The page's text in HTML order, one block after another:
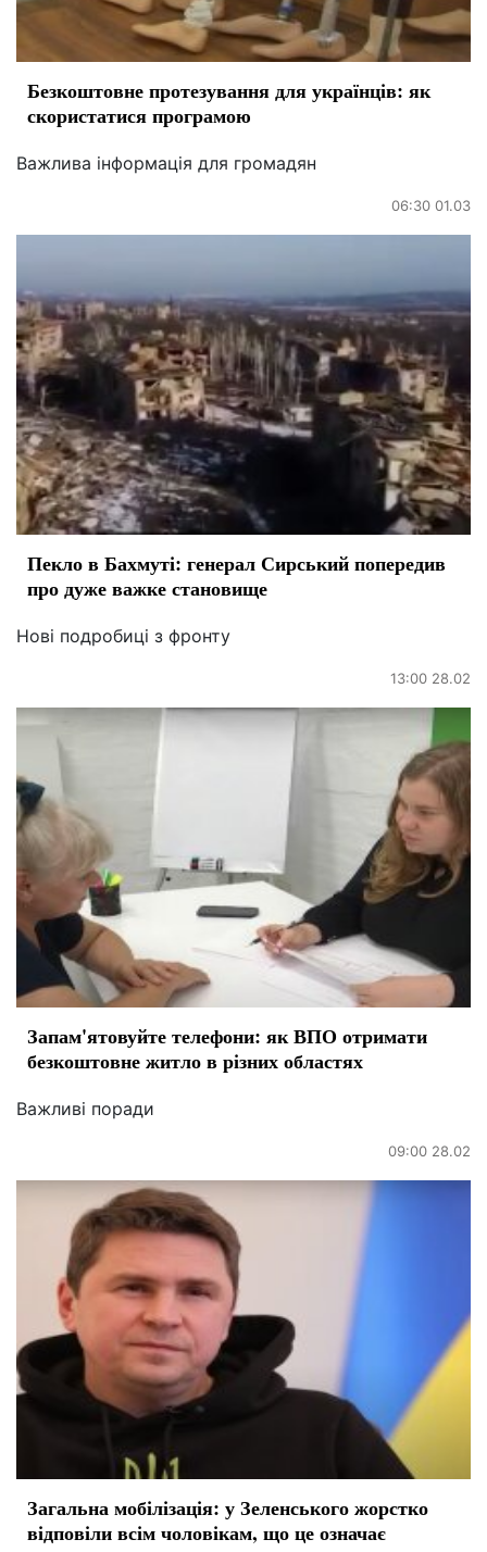
Безкоштовне протезування для українців: як
скористатися програмою
Важлива інформація для громадян
06:30 01.03
Пекло в Бахмуті: генерал Сирський попередив
про дуже важке становище
Нові подробиці з фронту
13:00 28.02
Запам'ятовуйте телефони: як ВПО отримати
безкоштовне житло в різних областях
Важливі поради
09:00 28.02
Загальна мобілізація: у Зеленського жорстко
відповіли всім чоловікам, що це означає